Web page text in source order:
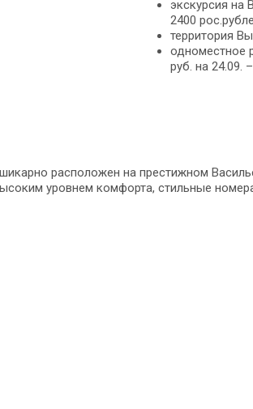
экскурсия на
2400
территория
одноместное
руб. на 24.09.
расположен на престижном
уровнем комфорта, стильные